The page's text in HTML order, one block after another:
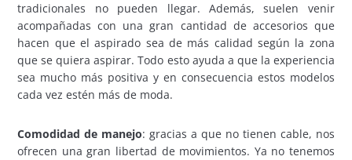
tradicionales no pueden llegar. Además, suelen venir
acompañadas con una gran cantidad de accesorios que
hacen que el aspirado sea de más calidad según la zona
que se quiera aspirar. Todo esto ayuda a que la experiencia
sea mucho más positiva y en consecuencia estos modelos
cada vez estén más de moda.
Comodidad de manejo: gracias a que no tienen cable, nos
ofrecen una gran libertad de movimientos. Ya no tenemos